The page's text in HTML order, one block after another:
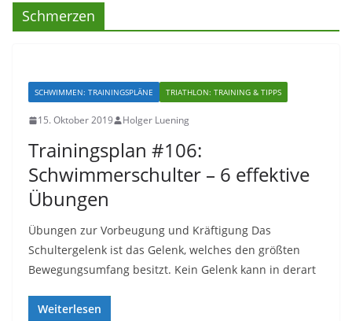
Schmerzen
SCHWIMMEN: TRAININGSPLÄNE TRIATHLON: TRAINING & TIPPS
15. Oktober 2019 Holger Luening
Trainingsplan #106:
Schwimmerschulter – 6 effektive
Übungen
Übungen zur Vorbeugung und Kräftigung Das
Schultergelenk ist das Gelenk, welches den größten
Bewegungsumfang besitzt. Kein Gelenk kann in derart
Weiterlesen